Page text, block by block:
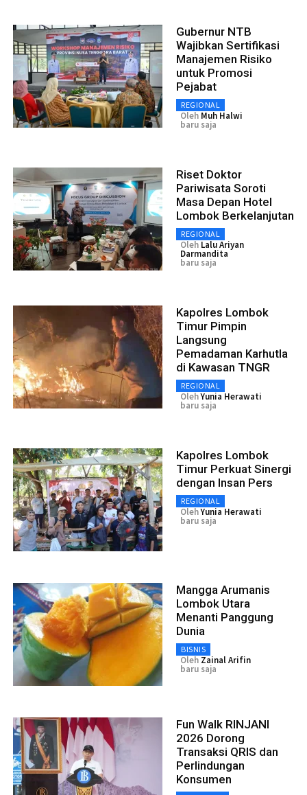
Gubernur NTB
Wajibkan Sertifikasi
Manajemen Risiko
untuk Promosi
Pejabat
REGIONAL
Oleh Muh Halwi
baru saja
Riset Doktor
Pariwisata Soroti
Masa Depan Hotel
Lombok Berkelanjutan
REGIONAL
Oleh Lalu Ariyan
Darmandita
baru saja
Kapolres Lombok
Timur Pimpin
Langsung
Pemadaman Karhutla
di Kawasan TNGR
REGIONAL
OlehYunia Herawati
baru saja
Kapolres Lombok
Timur Perkuat Sinergi
dengan Insan Pers
REGIONAL
OlehYunia Herawati
baru saja
Mangga Arumanis
Lombok Utara
Menanti Panggung
Dunia
BISNIS
Oleh Zainal Arifin
baru saja
Fun Walk RINJANI
2026 Dorong
Transaksi QRIS dan
Perlindungan
Konsumen